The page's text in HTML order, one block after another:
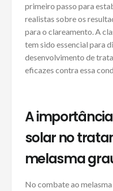
primeiro passo para
realistas sobre os
para o clareamento. A
tem sido essencial para
desenvolvimento de
eficazes contra essa
A
solar no
melasma
No combate ao